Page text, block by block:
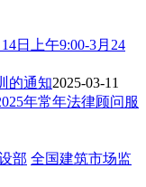
日上午9:00-3月24
的通知2025-03-11
年常年法律顾问服
部 全国建筑市场监